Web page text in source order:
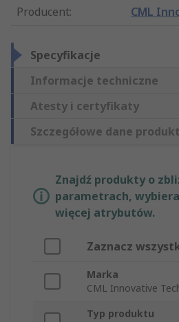
Producent: CML
Specyfikacje
Informacje techniczne
Atesty i certyfikaty
Szczegółowe dane
Znajdź produkty o
parametrach,
więcej atrybutów.
Zaznacz
Marka
CML Innovative
Typ produktu